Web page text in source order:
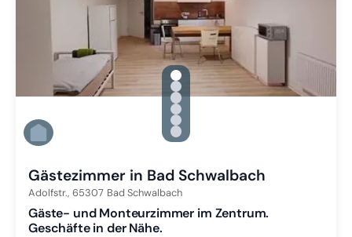
gallery.slide_selector
Zu Slide 1 wechseln
Zu Slide 2 wechseln
Zu Slide 3 wechseln
Zu Slide 4 wechseln
Zu Slide 5 wechseln
Zu Slide 6 wechseln
Gästezimmer in Bad Schwalbach
Adolfstr., 65307 Bad Schwalbach
Gäste- und Monteurzimmer im Zentrum.
Geschäfte in der Nähe.